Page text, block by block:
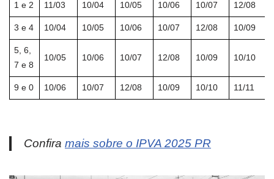
1 e 2 11/03 10/04 10/05 10/06 10/07 12/08
3 e 4 10/04 10/05 10/06 10/07 12/08 10/09
5, 6,
7 e 8
10/05 10/06 10/07 12/08 10/09 10/10
9 e 0 10/06 10/07 12/08 10/09 10/10 11/11
Confira mais sobre o IPVA 2025 PR